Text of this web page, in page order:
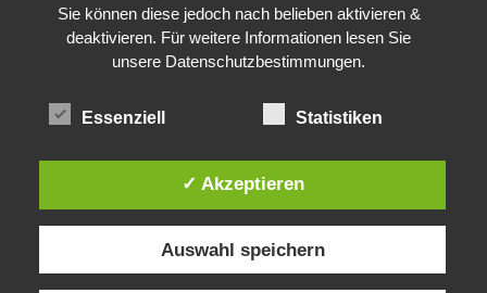
Sie können diese jedoch nach belieben aktivieren &
deaktivieren. Für weitere Informationen lesen Sie
unsere Datenschutzbestimmungen.
Essenziell Statistiken
✓ Akzeptieren
Auswahl speichern